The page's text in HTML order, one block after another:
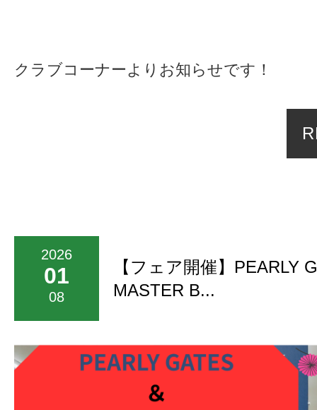
クラブコーナーよりお知らせです！
2026
01
08
【フェア開催】PEARLY
MASTER B...